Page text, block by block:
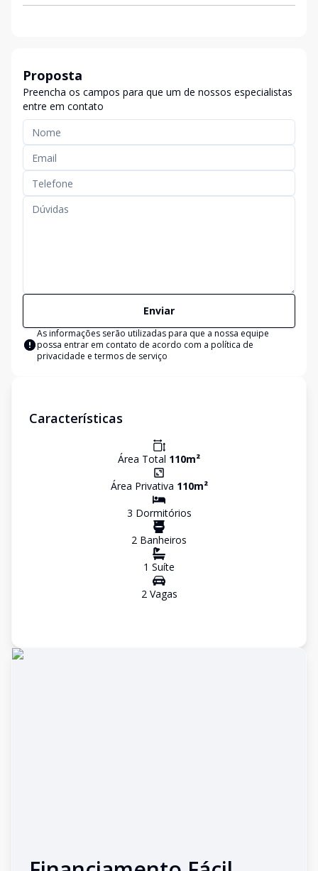
Proposta
Preencha os campos para que um de nossos especialistas
entre em contato
Enviar
As informações serão utilizadas para que a nossa equipe
possa entrar em contato de acordo com a política de
privacidade e termos de serviço
Características
Área Total 110m²
Área Privativa 110m²
3 Dormitórios
2 Banheiros
1 Suíte
2Vagas